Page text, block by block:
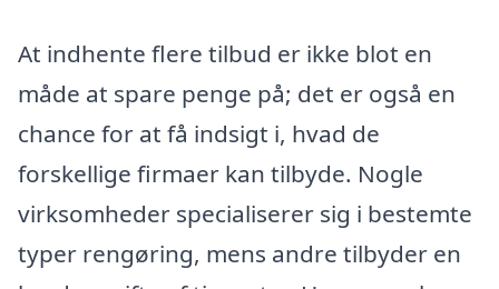
At indhente flere tilbud er ikke blot en
måde at spare penge på; det er også en
chance for at få indsigt i, hvad de
forskellige firmaer kan tilbyde. Nogle
virksomheder specialiserer sig i bestemte
typer rengøring, mens andre tilbyder en